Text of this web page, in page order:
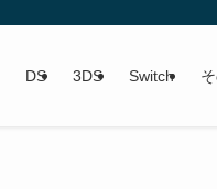
DS 3DS Switch